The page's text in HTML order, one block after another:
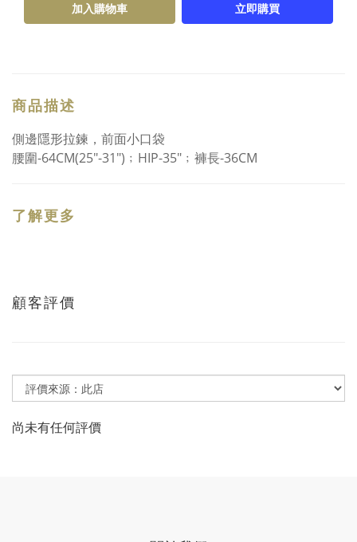
加入購物車 立即購買
商品描述
側邊隱形拉鍊，前面小口袋
腰圍-64CM(25"-31")﹔HIP-35"﹔褲長-36CM
了解更多
顧客評價
尚未有任何評價